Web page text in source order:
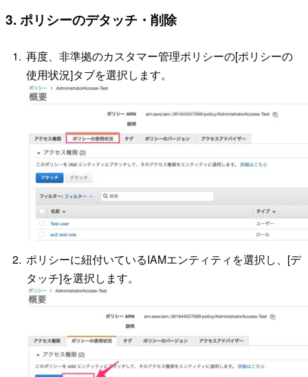
3. ポリシーのデタッチ・削除
再度、非準拠のカスタマー管理ポリシーの[ポリシーの
使用状況]タブを選択します。
ポリシーに紐付いているIAMエンティティを選択し、[デ
タッチ]を選択します。